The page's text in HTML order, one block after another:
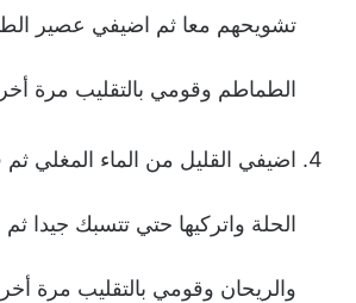
تشويحهم معا ثم اضيفي عصير
الطماطم وقومي بالتقليب مرة
اضيفي القليل من الماء المغلي
الحلة واتركيها حتي تتسبك جيدا
والريحان وقومي بالتقليب مرة